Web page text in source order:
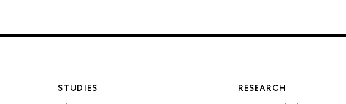
STUDIES
RESEARCH